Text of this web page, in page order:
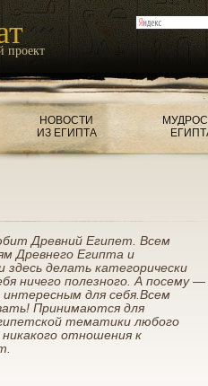
проект
НОВОСТИ
ИЗ ЕГИПТА
Древний Египет. Всем
Древнего Египта и
делать категорически
ничего полезного. А посему —
для себя.Всем
Принимаются для
тематики любого
отношения к